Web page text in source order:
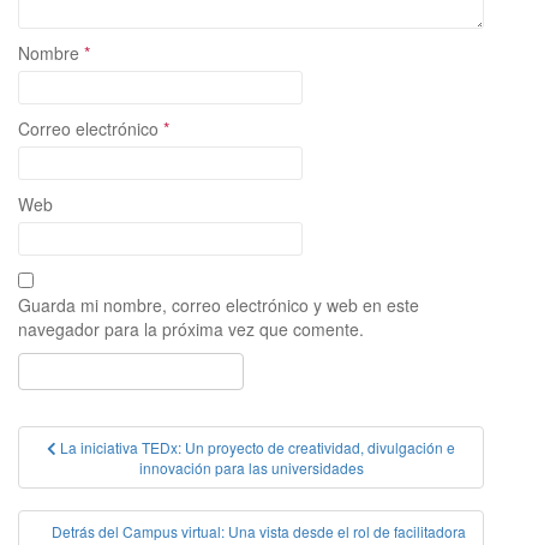
Nombre *
Correo electrónico *
Web
Guarda mi nombre, correo electrónico y web en este
navegador para la próxima vez que comente.
Navegación
de
entradas
La iniciativa TEDx: Un proyecto de creatividad, divulgación e
innovación para las universidades
Detrás del Campus virtual: Una vista desde el rol de facilitadora